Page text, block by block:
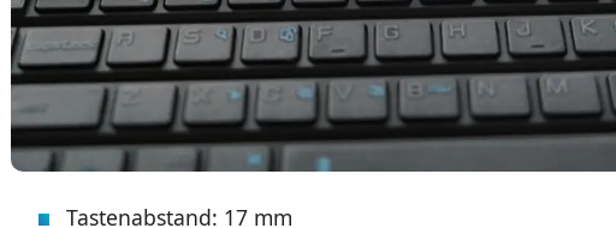
Tastenabstand: 17 mm